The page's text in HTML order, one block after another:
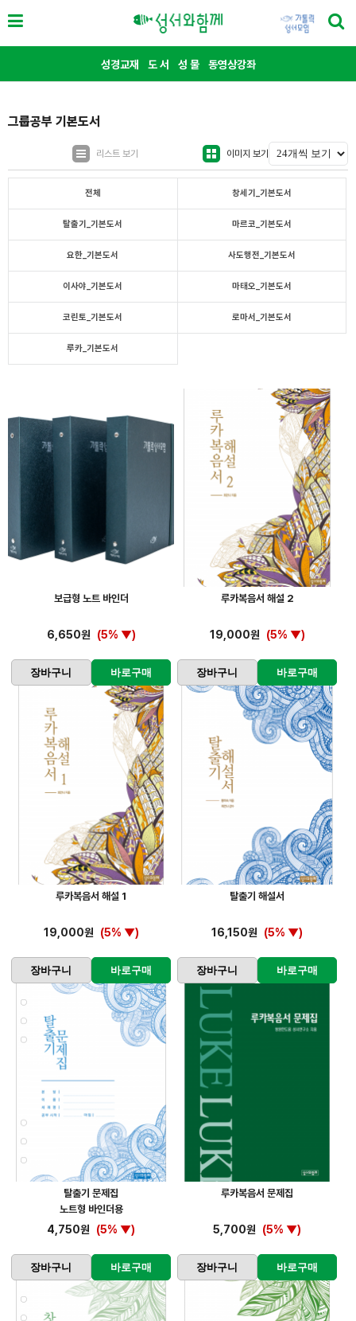
성경교재 도 서 성 물 동영상강좌
그룹공부 기본도서
리스트 보기 이미지 보기
전체 창세기_기본도서
탈출기_기본도서 마르코_기본도서
요한_기본도서 사도행전_기본도서
이사야_기본도서 마태오_기본도서
코린토_기본도서 로마서_기본도서
루카_기본도서
보급형 노트 바인더
6,650원 (5% ▼)
장바구니 바로구매
루카복음서 해설 2
19,000원 (5% ▼)
장바구니 바로구매
루카복음서 해설 1
19,000원 (5% ▼)
장바구니 바로구매
탈출기 해설서
16,150원 (5% ▼)
장바구니 바로구매
탈출기 문제집
노트형 바인더용
4,750원 (5% ▼)
장바구니 바로구매
루카복음서 문제집
5,700원 (5% ▼)
장바구니 바로구매